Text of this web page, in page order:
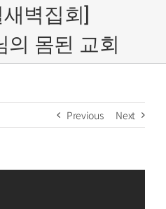
벽집회]
몸된 교회
Previous Next